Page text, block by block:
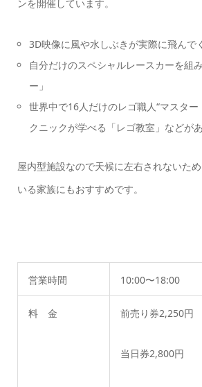
ンを開催しています。
3D映像に風や水しぶきが実際に飛んで
自分だけのスペシャルレースカーを組
ー」
世界中で16人だけのレゴ職人“マスター
クニックが学べる「レゴ教室」などがあ
屋内型施設なので天候に左右されないた
いる家族にもおすすめです。
営業時間 10:00〜18:00
料 金 前売り券2,250円
当日券2,800円